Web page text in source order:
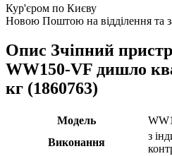
Кур'єром по Києву
Новою Поштою на відділення та
Опис Зчіпний
WW150-VF дишло
кг (1860763)
Модель
Виконання
з